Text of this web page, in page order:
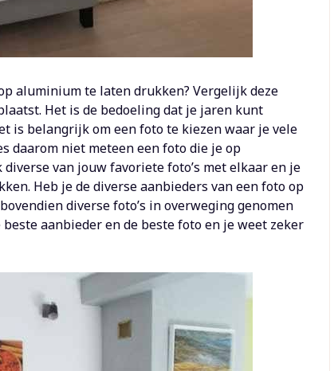
aluminium te laten drukken? Vergelijk deze
Het is de bedoeling dat je jaren kunt
is belangrijk om een foto te kiezen waar je vele
daarom niet meteen een foto die je op
van jouw favoriete foto’s met elkaar en je
Heb je de diverse aanbieders van een foto op
diverse foto’s in overweging genomen
aanbieder en de beste foto en je weet zeker